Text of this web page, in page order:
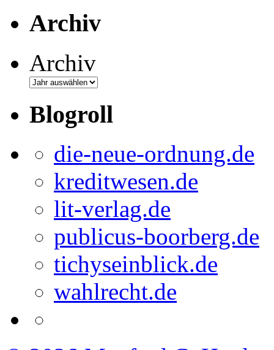
Archiv
Archiv
Blogroll
die-neue-ordnung.de
kreditwesen.de
lit-verlag.de
publicus-boorberg.de
tichyseinblick.de
wahlrecht.de